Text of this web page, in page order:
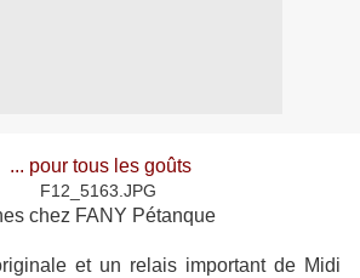
... pour tous les goûts
chez FANY Pétanque
et un relais important de Midi